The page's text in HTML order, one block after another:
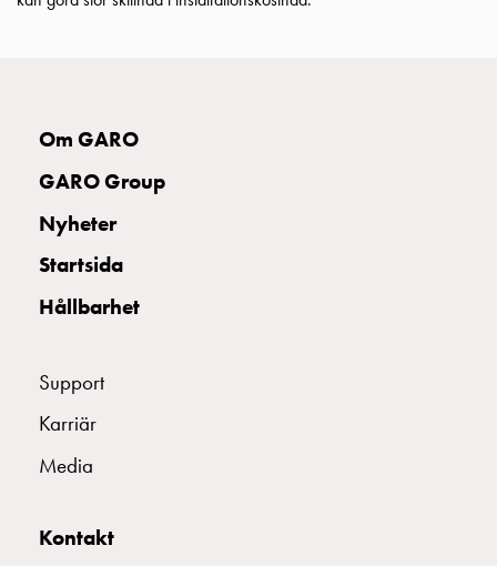
destinationsladdning?
Ladda
installation
laddbox
hemma
energicentral:
Om GARO
GARO Group
Nyheter
Startsida
Hållbarhet
Support
Karriär
Media
Kontakt